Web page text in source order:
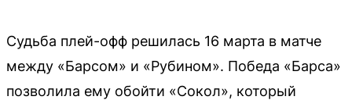
Судьба плей-офф решилась 16 марта в матче
между «Барсом» и «Рубином». Победа «Барса»
позволила ему обойти «Сокол», который